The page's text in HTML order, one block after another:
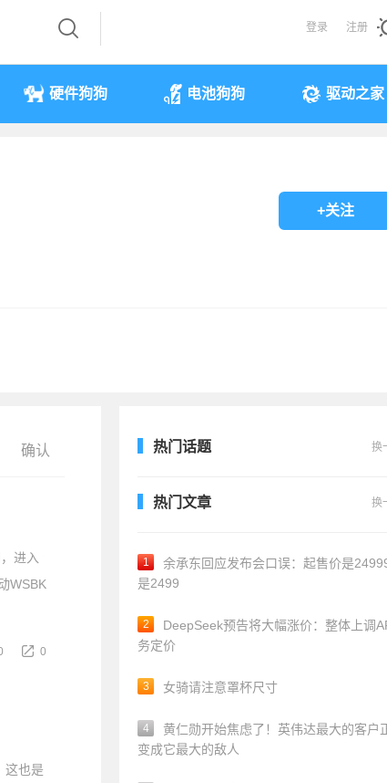
登录 注册
硬件狗狗 电池狗狗 驱动之家
+关注
进入
WSBK
0
这也是
热门话题 换
热门文章 换
1
余承东回应发布会口误：起售价是
是2499
2
DeepSeek预告将大幅涨价：整体上调
务定价
3 女骑请注意罩杯尺寸
4
黄仁勋开始焦虑了！英伟达最大的客户
变成它最大的敌人